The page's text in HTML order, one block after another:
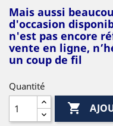
Mais aussi
d'occasion
n'est pas encore
vente en ligne,
un coup de fil
Quantité
